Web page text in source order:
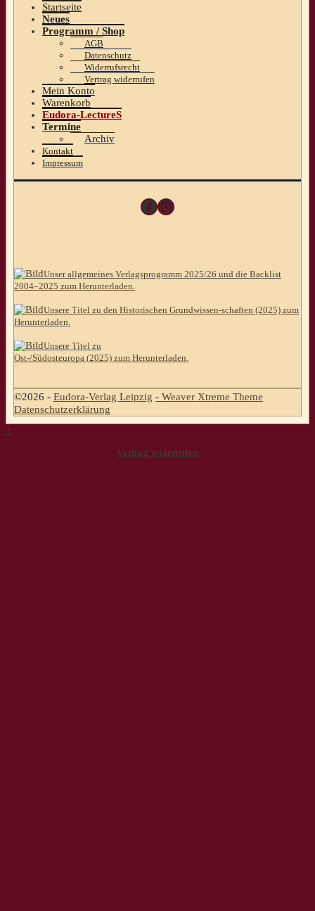
Startseite
Neues
Programm / Shop
AGB
Datenschutz
Widerrufsrecht
Vertrag widerrufen
Mein Konto
Warenkorb
Eudora-LectureS
Termine
Archiv
Kontakt
Impressum
Facebook
Instagram
Unser allgemeines Verlagsprogramm 2025/26 und die Backlist
2004–2025 zum Herunterladen.
Unsere Titel zu den Historischen Grundwissen-schaften (2025) zum
Herunterladen.
Unsere Titel zu
Ost-/Südosteuropa (2025) zum Herunterladen.
©2026 - Eudora-Verlag Leipzig - Weaver Xtreme Theme
Datenschutzerklärung
↑
Vertrag widerrufen